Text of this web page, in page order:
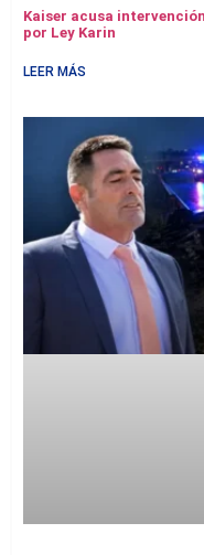
Kaiser acusa
por Ley Karin
LEER MÁS